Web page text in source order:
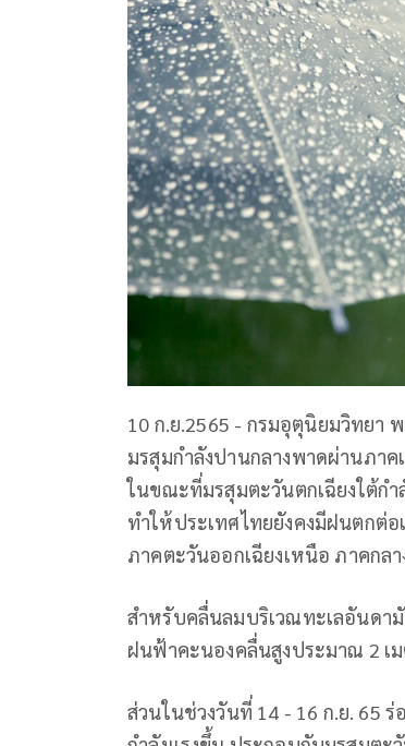
10 ก.ย.2565 - กรมอุตุนิยมวิทยา
มรสุมกำลังปานกลางพาดผ่านภา
ในขณะที่มรสุมตะวันตกเฉียงใต้ก
ทำให้ประเทศไทยยังคงมีฝนตกต่
ภาคตะวันออกเฉียงเหนือ ภาคก
สำหรับคลื่นลมบริเวณทะเลอันดา
ฝนฟ้าคะนองคลื่นสูงประมาณ 2 เ
ส่วนในช่วงวันที่ 14 - 16 ก.ย. 65